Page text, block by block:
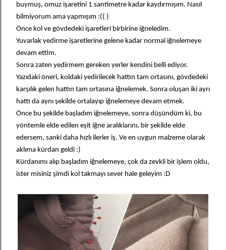
buymuş, omuz işaretini 1 santimetre kadar kaydırmışım. Nasıl
bilmiyorum ama yapmışım :(( )
Önce kol ve gövdedeki işaretleri birbirine iğneledim.
Yuvarlak yedirme işaretlerine gelene kadar normal iğnelemeye
devam ettim.
Sonra zaten yedirmem gereken yerler kendini belli ediyor.
Yazıdaki öneri, koldaki yedirilecek hattın tam ortasını, gövdedeki
karşılık gelen hattın tam ortasına iğnelemek. Sonra oluşan iki ayrı
hattı da aynı şekilde ortalayıp iğnelemeye devam etmek.
Önce bu şekilde başladım iğnelemeye, sonra düşündüm ki, bu
yöntemle elde edilen eşit iğne aralıklarını, bir şekilde elde
edersem, sanki daha hızlı ilerler iş. Ve en uygun malzeme olarak
aklıma kürdan geldi :)
Kürdanımı alıp başladım iğnelemeye, çok da zevkli bir işlem oldu,
ister misiniz şimdi kol takmayı sever hale geleyim :D